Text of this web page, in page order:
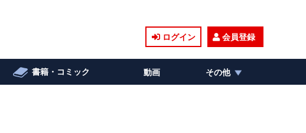
ログイン 会員登録
書籍・コミック 動画 その他